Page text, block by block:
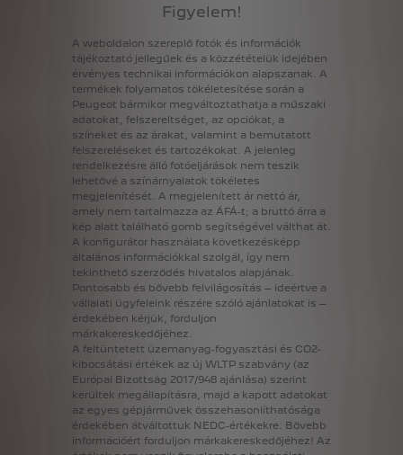
Figyelem!
A weboldalon szereplő fotók és információk
tájékoztató jellegűek és a közzétételük idejében
érvényes technikai információkon alapszanak. A
termékek folyamatos tökéletesítése során a
Peugeot bármikor megváltoztathatja a műszaki
adatokat, felszereltséget, az opciókat, a
színeket és az árakat, valamint a bemutatott
felszereléseket és tartozékokat. A jelenleg
rendelkezésre álló fotóeljárások nem teszik
lehetővé a színárnyalatok tökéletes
megjelenítését. A megjelenített ár nettó ár,
amely nem tartalmazza az ÁFÁ-t; a bruttó árra a
kép alatt található gomb segítségével válthat át.
A konfigurátor használata következésképp
általános információkkal szolgál, így nem
tekinthető szerződés hivatalos alapjának.
Pontosabb és bővebb felvilágosítás – ideértve a
vállalati ügyfeleink részére szóló ajánlatokat is –
érdekében kérjük, forduljon
márkakereskedőjéhez.
A feltüntetett üzemanyag-fogyasztási és CO2-
kibocsátási értékek az új WLTP szabvány (az
Európai Bizottság 2017/948 ajánlása) szerint
kerültek megállapításra, majd a kapott adatokat
az egyes gépjárművek összehasonlíthatósága
érdekében átváltottuk NEDC-értékekre. Bővebb
információért forduljon márkakereskedőjéhez! Az